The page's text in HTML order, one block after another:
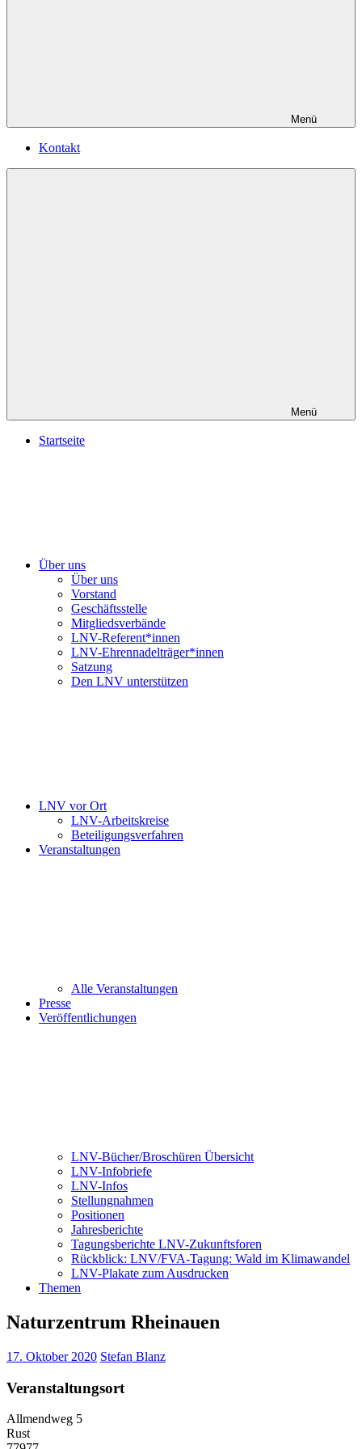
Menü
Kontakt
Menü
Startseite
Über uns
Über uns
Vorstand
Geschäftsstelle
Mitgliedsverbände
LNV-Referent*innen
LNV-Ehrennadelträger*innen
Satzung
Den LNV unterstützen
LNV vor Ort
LNV-Arbeitskreise
Beteiligungsverfahren
Veranstaltungen
Alle Veranstaltungen
Presse
Veröffentlichungen
LNV-Bücher/Broschüren Übersicht
LNV-Infobriefe
LNV-Infos
Stellungnahmen
Positionen
Jahresberichte
Tagungsberichte LNV-Zukunftsforen
Rückblick: LNV/FVA-Tagung: Wald im Klimawandel
LNV-Plakate zum Ausdrucken
Themen
Naturzentrum Rheinauen
17. Oktober 2020 Stefan Blanz
Veranstaltungsort
Allmendweg 5
Rust